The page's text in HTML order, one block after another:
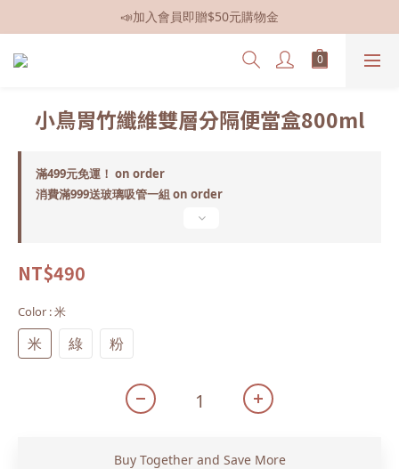
📣全館現貨
📣加入會員即贈$50元購物金
小鳥胃竹纖維雙層分隔便當盒800ml
滿499元免運！ on order
消費滿999送玻璃吸管一組 on order
NT$490
Color : 米
米 綠 粉
Buy Together and Save More